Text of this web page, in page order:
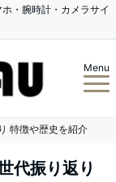
・腕時計・カメラサイ
Menu
特徴や歴史を紹介
代振り返り